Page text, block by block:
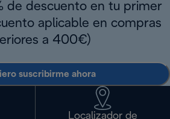
de descuento en tu primer
aplicable en compras
a 400€)
suscribirme ahora
Localizador de